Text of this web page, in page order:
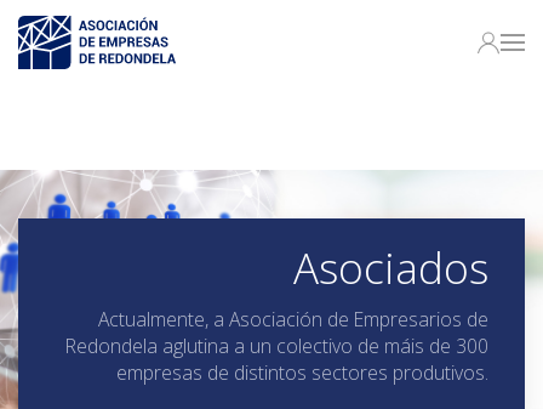
Asociados
Actualmente, a Asociación de Empresarios de
Redondela aglutina a un colectivo de máis de 300
empresas de distintos sectores produtivos.